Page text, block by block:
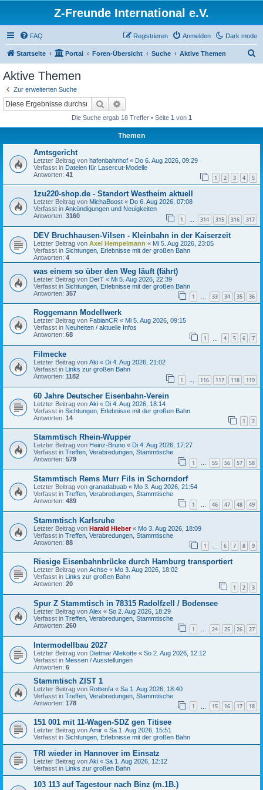
Z-Freunde International e.V.
Dark mode
FAQ Anmelden
Registrieren
Startseite Portal Foren-Übersicht Suche Aktive Themen
Aktive Themen
Zur erweiterten Suche
Suche
Die Suche ergab 18 Treffer • Seite 1 von 1
Themen
Amtsgericht
Letzter Beitrag von hafenbahnhof « Do 6. Aug 2026, 09:29
Verfasst in Dateien für Lasercut-Modelle
Antworten: 41 1 2 3 4 5
1zu220-shop.de - Standort Westheim aktuell
Letzter Beitrag von MichaBoost « Do 6. Aug 2026, 07:08
Verfasst in Ankündigungen und Neuigkeiten
Antworten: 3160 1 … 314 315 316 317
DEV Bruchhausen-Vilsen - Kleinbahn in der Kaiserzeit
Letzter Beitrag von Axel Hempelmann « Mi 5. Aug 2026, 23:05
Verfasst in Sichtungen, Erlebnisse mit der großen Bahn
Antworten: 4
was einem so über den Weg läuft (fährt)
Letzter Beitrag von DerT « Mi 5. Aug 2026, 22:39
Verfasst in Sichtungen, Erlebnisse mit der großen Bahn
Antworten: 357 1 33 34 35 36
Roggemann Modellwerk
Letzter Beitrag von FabianCR « Mi 5. Aug 2026, 09:15
Verfasst in Neuheiten / aktuelle Infos
Antworten: 68 1 4 5 6 7
Filmecke
Letzter Beitrag von Aki « Di 4. Aug 2026, 21:02
Verfasst in Links zur großen Bahn
Antworten: 1182 1 … 116 117 118 119
60 Jahre Deutscher Eisenbahn-Verein
Letzter Beitrag von Aki « Di 4. Aug 2026, 18:14
Verfasst in Sichtungen, Erlebnisse mit der großen Bahn
Antworten: 14 1 2
Stammtisch Rhein-Wupper
Letzter Beitrag von Heinz-Bruno « Di 4. Aug 2026, 17:27
Verfasst in Treffen, Verabredungen, Stammtische
Antworten: 579 1 … 55 56 57 58
Stammtisch Rems Murr Fils in Schorndorf
Letzter Beitrag von granadabuab « Mo 3. Aug 2026, 21:54
Verfasst in Treffen, Verabredungen, Stammtische
Antworten: 489 1 … 46 47 48 49
Stammtisch Karlsruhe
Letzter Beitrag von Harald Hieber« Mo 3. Aug 2026, 18:09
Verfasst in Treffen, Verabredungen, Stammtische
Antworten: 88 1 6 7 8 9
Riesige Eisenbahnbrücke durch Hamburg transportiert
Letzter Beitrag von Achse « Mo 3. Aug 2026, 18:02
Verfasst in
Links zur großen Bahn
Antworten: 20 1 2 3
Spur Z Stammtisch in 78315 Radolfzell / Bodensee
Letzter Beitrag von Alex « So 2. Aug 2026, 18:29
Verfasst in Treffen, Verabredungen, Stammtische
Antworten: 260 1 … 24 25 26 27
Intermodellbau 2027
Letzter Beitrag von Dietmar Allekotte « So 2. Aug 2026, 12:12
Verfasst in Messen / Ausstellungen
Antworten: 6
Stammtisch ZIST 1
Letzter Beitrag von Rottenfa « Sa 1. Aug 2026, 18:40
Verfasst in Treffen, Verabredungen, Stammtische
Antworten: 178 1 15 16 17 18
151 001 mit 11-Wagen-SDZ gen Titisee
Letzter Beitrag von Amir « Sa 1. Aug 2026, 15:51
Verfasst in Sichtungen, Erlebnisse mit der großen Bahn
TRI wieder in Hannover im Einsatz
Letzter Beitrag von Aki « Sa 1. Aug 2026, 12:12
Verfasst in Links zur großen Bahn
103 113 auf Tagestour nach Binz (m.1B.)